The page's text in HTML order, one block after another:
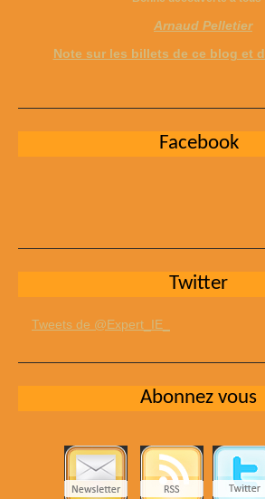
Arnaud Pelletier
Note sur les billets de ce blog et
Facebook
Twitter
Tweets de @Expert_IE_
Abonnez vous